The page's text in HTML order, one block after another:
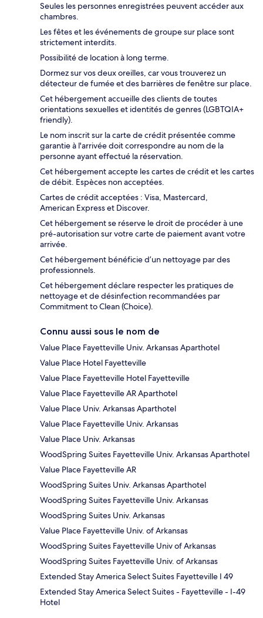
Seules les personnes enregistrées peuvent accéder aux
chambres.
Les fêtes et les événements de groupe sur place sont
strictement interdits.
Possibilité de location à long terme.
Dormez sur vos deux oreilles, car vous trouverez un
détecteur de fumée et des barrières de fenêtre sur place.
Cet hébergement accueille des clients de toutes
orientations sexuelles et identités de genres (LGBTQIA+
friendly).
Le nom inscrit sur la carte de crédit présentée comme
garantie à l'arrivée doit correspondre au nom de la
personne ayant effectué la réservation.
Cet hébergement accepte les cartes de crédit et les cartes
de débit. Espèces non acceptées.
Cartes de crédit acceptées : Visa, Mastercard,
American Express et Discover.
Cet hébergement se réserve le droit de procéder à une
pré-autorisation sur votre carte de paiement avant votre
arrivée.
Cet hébergement bénéficie d’un nettoyage par des
professionnels.
Cet hébergement déclare respecter les pratiques de
nettoyage et de désinfection recommandées par
Commitment to Clean (Choice).
Connu aussi sous le nom de
Value Place Fayetteville Univ. Arkansas Aparthotel
Value Place Hotel Fayetteville
Value Place Fayetteville Hotel Fayetteville
Value Place Fayetteville AR Aparthotel
Value Place Univ. Arkansas Aparthotel
Value Place Fayetteville Univ. Arkansas
Value Place Univ. Arkansas
WoodSpring Suites Fayetteville Univ. Arkansas Aparthotel
Value Place Fayetteville AR
WoodSpring Suites Univ. Arkansas Aparthotel
WoodSpring Suites Fayetteville Univ. Arkansas
WoodSpring Suites Univ. Arkansas
Value Place Fayetteville Univ. of Arkansas
WoodSpring Suites Fayetteville Univ of Arkansas
WoodSpring Suites Fayetteville Univ. of Arkansas
Extended Stay America Select Suites Fayetteville I 49
Extended Stay America Select Suites - Fayetteville - I-49
Hotel